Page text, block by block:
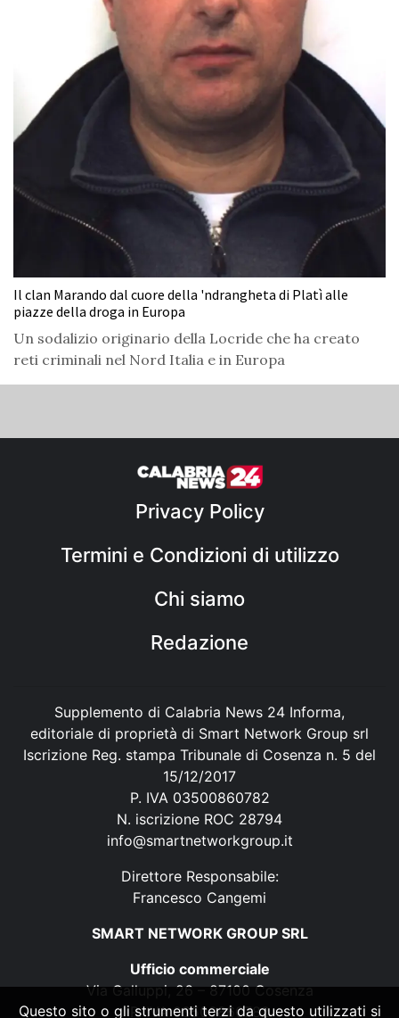
Il clan Marando dal cuore della 'ndrangheta di Platì alle
piazze della droga in Europa
Un sodalizio originario della Locride che ha creato
reti criminali nel Nord Italia e in Europa
Privacy Policy
Termini e Condizioni di utilizzo
Chi siamo
Redazione
Supplemento di Calabria News 24 Informa,
editoriale di proprietà di Smart Network Group srl
Iscrizione Reg. stampa Tribunale di Cosenza n. 5 del
15/12/2017
P. IVA 03500860782
N. iscrizione ROC 28794
info@smartnetworkgroup.it
Direttore Responsabile:
Francesco Cangemi
SMART NETWORK GROUP SRL
Ufficio commerciale
Via Galluppi, 26 – 87100 Cosenza
P. IVA 03500860782
Questo sito o gli strumenti terzi da questo utilizzati si